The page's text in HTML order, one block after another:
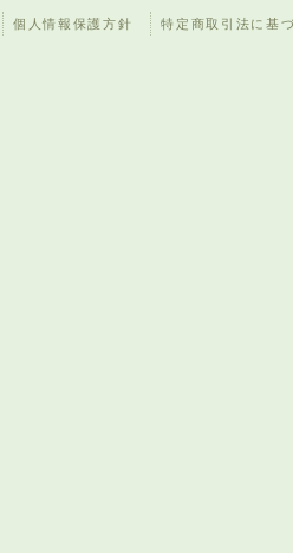
個人情報保護方針 特定商取引法に基